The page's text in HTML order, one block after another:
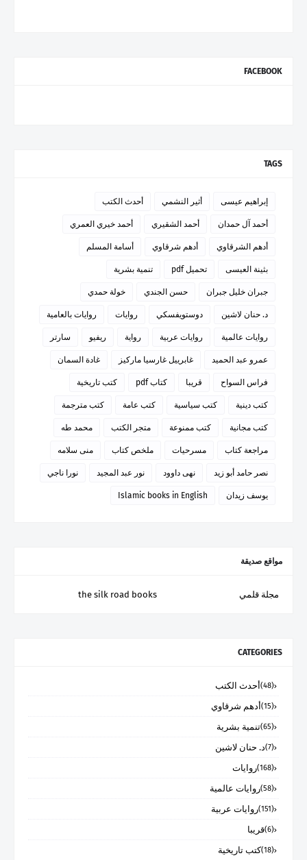
FACEBOOK
TAGS
إبراهيم عيسى أثير النشمي أحدث الكتب
أحمد آل حمدان أحمد الشقيري أحمد خيري العمري
أدهم الشرقاوي أدهم شرقاوي أسامة المسلم
بثينة العيسى تحميل pdf تنمية بشرية
جبران خليل جبران حسن الجندي خولة حمدي
د. حنان لاشين دوستويفسكي روايات روايات بالعامية
روايات عالمية روايات عربية رواية ريفيو سارتر
عمرو عبد الحميد غابرييل غارسيا ماركيز غادة السمان
فراس السواح قريبا كتاب pdf كتب تاريخية
كتب دينية كتب سياسية كتب عامة كتب مترجمة
كتب مجانية كتب ممنوعة متجر الكتب محمد طه
مراجعة كتاب مسرحيات ملخص كتاب منى سلامه
نصر حامد أبو زيد نهى داوود نور عبد المجيد نورا ناجي
يوسف زيدان Islamic books in English
مواقع صديقة
مجلة قلمي the silk road books
CATEGORIES
أحدث الكتب (48)
أدهم شرقاوي (15)
تنمية بشرية (65)
د. حنان لاشين (7)
روايات (168)
روايات عالمية (58)
روايات عربية (151)
قريبا (6)
كتب تاريخية (18)